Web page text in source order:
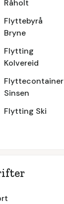
Råholt
Flyttebyrå
Bryne
Flytting
Kolvereid
Flyttecontainer
Sinsen
Flytting Ski